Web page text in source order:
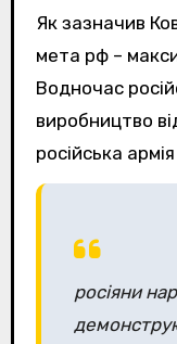
Як зазначив
мета рф –
Водночас
виробництво
російська
росіяни